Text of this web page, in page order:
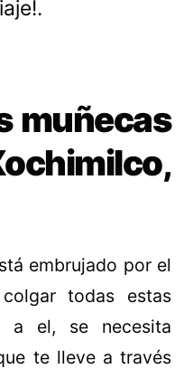
muñecas
embrujado por el
todas estas
a el, se necesita
te lleve a través